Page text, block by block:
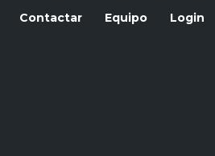
Contactar Equipo Login